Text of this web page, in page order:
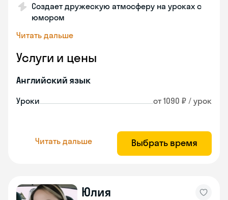
Создает дружескую атмосферу на уроках с
юмором
Читать дальше
Услуги и цены
Английский язык
Уроки от 1090 ₽ / урок
Читать дальше Выбрать время
Юлия